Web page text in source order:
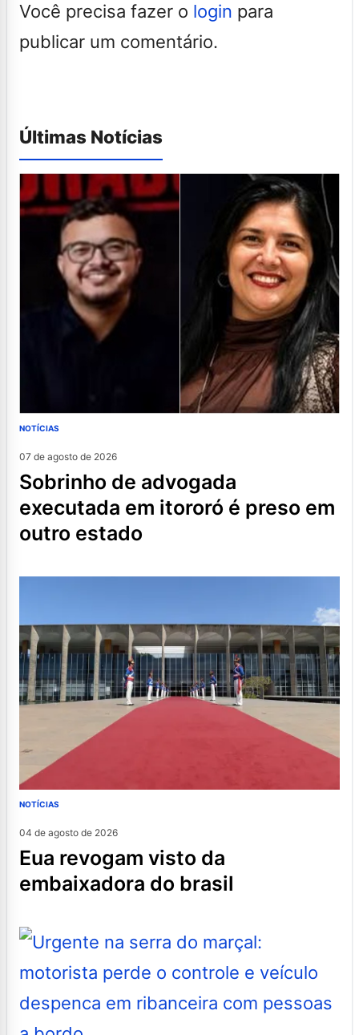
Você precisa fazer o login para
publicar um comentário.
Últimas Notícias
NOTÍCIAS
07 de agosto de 2026
sobrinho de advogada
executada em itororó é preso em
outro estado
NOTÍCIAS
04 de agosto de 2026
eua revogam visto da
embaixadora do brasil